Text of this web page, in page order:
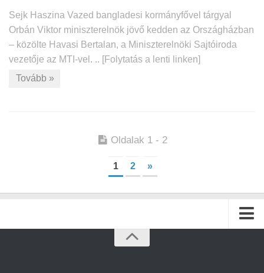
Sejk Haszina Vazed bangladesi kormányfővel tárgyal
Orbán Viktor miniszterelnök jövő kedden az Országházban
– közölte Havasi Bertalan, a Miniszterelnöki Sajtóiroda
vezetője az MTI-vel. .. [Folytatás a lenti linken]
Tovább »
Oldalak 1 - 2
1 2 »